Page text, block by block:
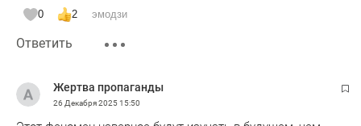
0 2 эмодзи
Ответить
Жертва пропаганды
26 Декабря 202515:50